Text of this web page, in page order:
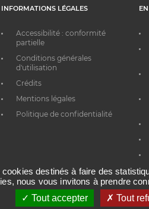
INFORMATIONS LÉGALES
Accessibilité : conformité
partielle
Conditions générales
d'utilisation
Crédits
Mentions légales
Politique de confidentialité
destinés à faire des
nous vous invitons à prendre
Tout accepter
Tout